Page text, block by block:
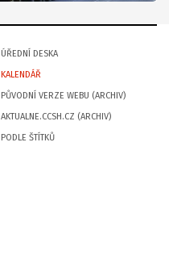
ÚŘEDNÍ DESKA
KALENDÁŘ
PŮVODNÍ VERZE WEBU (ARCHIV)
AKTUALNE.CCSH.CZ (ARCHIV)
PODLE ŠTÍTKŮ